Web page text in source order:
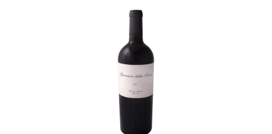
Contact
Login